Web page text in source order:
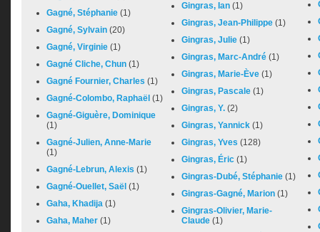
Gagné, Stéphanie (1)
Gagné, Sylvain (20)
Gagné, Virginie (1)
Gagné Cliche, Chun (1)
Gagné Fournier, Charles (1)
Gagné-Colombo, Raphaël (1)
Gagné-Giguère, Dominique
(1)
Gagné-Julien, Anne-Marie
(1)
Gagné-Lebrun, Alexis (1)
Gagné-Ouellet, Saël (1)
Gaha, Khadija (1)
Gaha, Maher (1)
Gingras, Ian (1)
Gingras, Jean-Philippe (1)
Gingras, Julie (1)
Gingras, Marc-André (1)
Gingras, Marie-Ève (1)
Gingras, Pascale (1)
Gingras, Y. (2)
Gingras, Yannick (1)
Gingras, Yves (128)
Gingras, Éric (1)
Gingras-Dubé, Stéphanie (1)
Gingras-Gagné, Marion (1)
Gingras-Olivier, Marie-
Claude (1)